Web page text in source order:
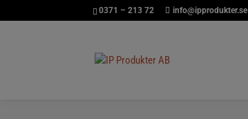
0371 – 213 72 info@ipprodukter.se